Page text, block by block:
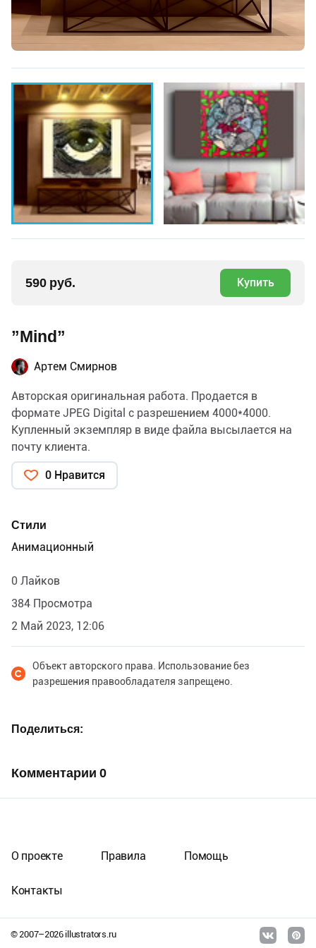
590 руб. Купить
”Mind”
Артем Смирнов
Авторская оригинальная работа. Продается в
формате JPEG Digital c разрешением 4000*4000.
Купленный экземпляр в виде файла высылается на
почту клиента.
0 Нравится
Стили
Анимационный
0 Лайков
384 Просмотра
2 Май 2023, 12:06
Объект авторского права. Использование без
разрешения правообладателя запрещено.
Поделиться
Комментарии 0
© 2007–2026illustrators.ru
О проекте Правила Помощь
Контакты